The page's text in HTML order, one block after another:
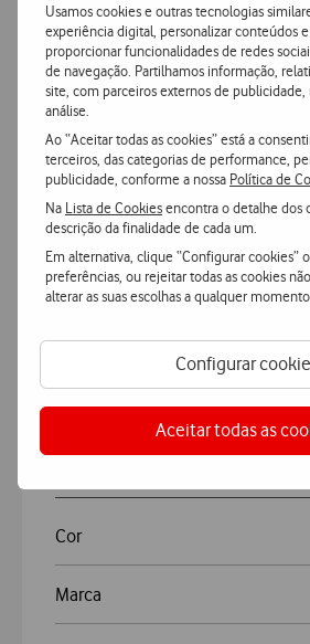
Usamos cookies e outras tecnologias
experiência digital, personalizar conteúdos
proporcionar funcionalidades de redes
de navegação. Partilhamos informação,
site, com parceiros externos de publicidade,
análise.
Ao “Aceitar todas as cookies” está a
terceiros, das categorias de performance,
publicidade, conforme a nossa Política de
Na Lista de Cookiesencontra o detalhe dos
descrição da finalidade de cada um.
Em alternativa, clique “Configurar cookies”
preferências, ou rejeitar todas as cookies
alterar as suas escolhas a qualquer momento.
Configurar
Aceitar todas as
Pagamentosimples e
Pague de forma segura com
Características
Accordeon
Mais
Samsung Capa Bolso
Cor
Marca